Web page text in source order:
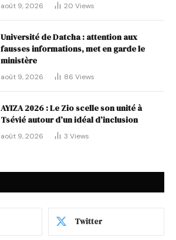
août 9, 2026 20 Views
Université de Datcha : attention aux
fausses informations, met en garde le
ministère
août 9, 2026 86 Views
AYIZA 2026 : Le Zio scelle son unité à
Tsévié autour d’un idéal d’inclusion
août 9, 2026 3 Views
Twitter